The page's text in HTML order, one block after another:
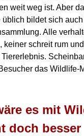
weit weg ist. Aber
üblich bildet sich
Alle
keiner schreit rum
das Wildlife-
es mit
doch besser